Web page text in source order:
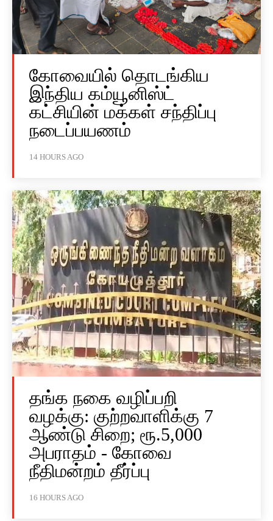
கோவையில் தொடங்கிய
இந்திய கம்யூனிஸ்ட்
கட்சியின் மக்கள் சந்திப்பு
நடைப்பயணம்
14 HOURS AGO
தங்க நகை வழிப்பறி
வழக்கு: குற்றவாளிக்கு 7
ஆண்டு சிறை; ரூ.5,000
அபராதம் - கோவை
நீதிமன்றம் தீர்ப்பு
16 HOURS AGO